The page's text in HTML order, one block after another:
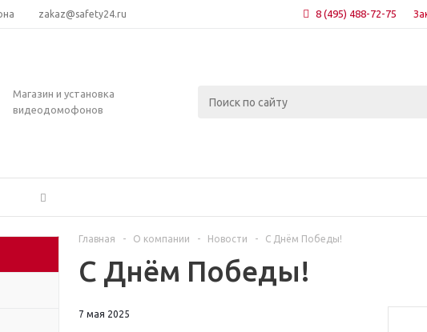
zakaz@safety24.ru 8 (495) 488-72-75
Магазин и установка
видеодомофонов
Главная - О компании - Новости - С Днём Победы!
С Днём Победы!
7 мая 2025